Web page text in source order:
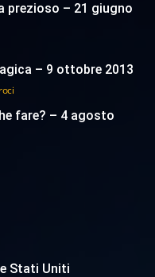
prezioso – 21 giugno
– 9 ottobre 2013
fare? – 4 agosto
Stati Uniti